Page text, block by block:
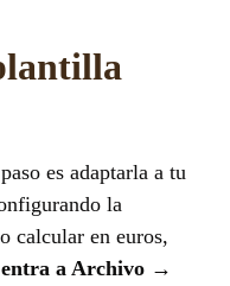
es adaptarla a tu
la
calcular en euros,
a Archivo →